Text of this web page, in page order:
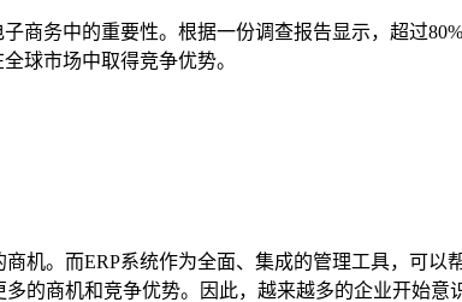
商务中的重要性。根据一份调查报告显示，超过
球市场中取得竞争优势。
机。而ERP系统作为全面、集成的管理工具，可
的商机和竞争优势。因此，越来越多的企业开始意